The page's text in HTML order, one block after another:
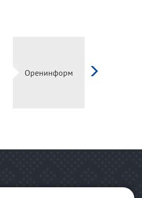
Оренинформ